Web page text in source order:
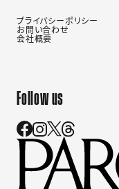
プライバシーポリシー
お問い合わせ
会社概要
Follow us